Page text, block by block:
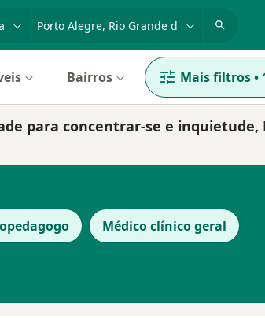
Bairros Mais filtros•
para concentrar-se e inquietude,
Médico clínico geral